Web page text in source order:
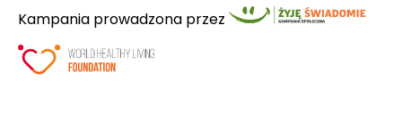
Kampania prowadzona przez